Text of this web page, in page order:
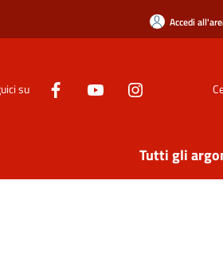
Accedi
su
Tutti gli